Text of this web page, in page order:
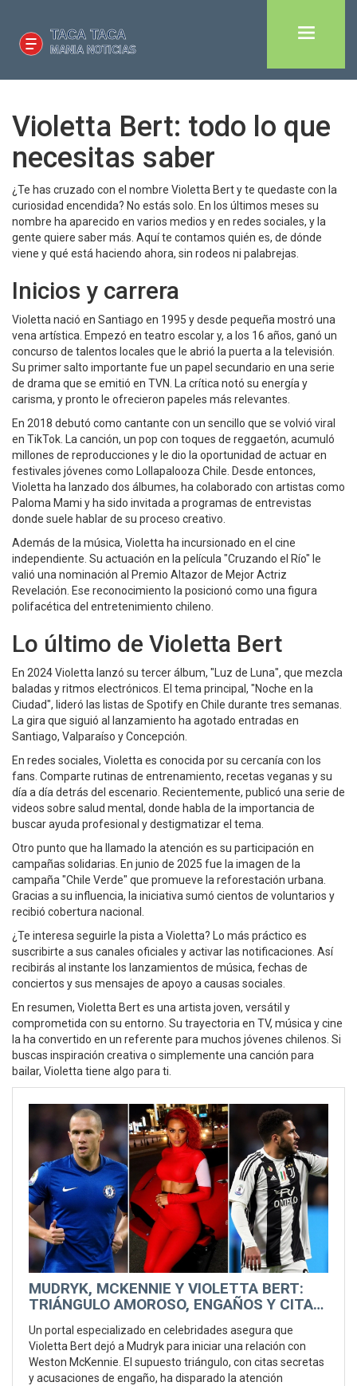
Violetta Bert: todo lo que
necesitas saber
¿Te has cruzado con el nombre Violetta Bert y te quedaste con la
curiosidad encendida? No estás solo. En los últimos meses su
nombre ha aparecido en varios medios y en redes sociales, y la
gente quiere saber más. Aquí te contamos quién es, de dónde
viene y qué está haciendo ahora, sin rodeos ni palabrejas.
Inicios y carrera
Violetta nació en Santiago en 1995 y desde pequeña mostró una
vena artística. Empezó en teatro escolar y, a los 16 años, ganó un
concurso de talentos locales que le abrió la puerta a la televisión.
Su primer salto importante fue un papel secundario en una serie
de drama que se emitió en TVN. La crítica notó su energía y
carisma, y pronto le ofrecieron papeles más relevantes.
En 2018 debutó como cantante con un sencillo que se volvió viral
en TikTok. La canción, un pop con toques de reggaetón, acumuló
millones de reproducciones y le dio la oportunidad de actuar en
festivales jóvenes como Lollapalooza Chile. Desde entonces,
Violetta ha lanzado dos álbumes, ha colaborado con artistas como
Paloma Mami y ha sido invitada a programas de entrevistas
donde suele hablar de su proceso creativo.
Además de la música, Violetta ha incursionado en el cine
independiente. Su actuación en la película "Cruzando el Río" le
valió una nominación al Premio Altazor de Mejor Actriz
Revelación. Ese reconocimiento la posicionó como una figura
polifacética del entretenimiento chileno.
Lo último de Violetta Bert
En 2024 Violetta lanzó su tercer álbum, "Luz de Luna", que mezcla
baladas y ritmos electrónicos. El tema principal, "Noche en la
Ciudad", lideró las listas de Spotify en Chile durante tres semanas.
La gira que siguió al lanzamiento ha agotado entradas en
Santiago, Valparaíso y Concepción.
En redes sociales, Violetta es conocida por su cercanía con los
fans. Comparte rutinas de entrenamiento, recetas veganas y su
día a día detrás del escenario. Recientemente, publicó una serie de
videos sobre salud mental, donde habla de la importancia de
buscar ayuda profesional y destigmatizar el tema.
Otro punto que ha llamado la atención es su participación en
campañas solidarias. En junio de 2025 fue la imagen de la
campaña "Chile Verde" que promueve la reforestación urbana.
Gracias a su influencia, la iniciativa sumó cientos de voluntarios y
recibió cobertura nacional.
¿Te interesa seguirle la pista a Violetta? Lo más práctico es
suscribirte a sus canales oficiales y activar las notificaciones. Así
recibirás al instante los lanzamientos de música, fechas de
conciertos y sus mensajes de apoyo a causas sociales.
En resumen, Violetta Bert es una artista joven, versátil y
comprometida con su entorno. Su trayectoria en TV, música y cine
la ha convertido en un referente para muchos jóvenes chilenos. Si
buscas inspiración creativa o simplemente una canción para
bailar, Violetta tiene algo para ti.
MUDRYK, MCKENNIE Y VIOLETTA BERT:
TRIÁNGULO AMOROSO, ENGAÑOS Y CITAS
Un portal especializado en celebridades asegura que
Violetta Bert dejó a Mudryk para iniciar una relación con
Weston McKennie. El supuesto triángulo, con citas secretas
y acusaciones de engaño, ha disparado la atención